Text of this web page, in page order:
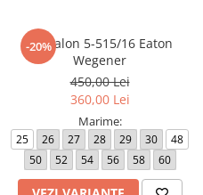
-20%
Pantalon 5-515/16 Eaton
Wegener
450,00 Lei
360,00 Lei
Marime:
25 26 27 28 29 30
48
50
52 54 56 58 60